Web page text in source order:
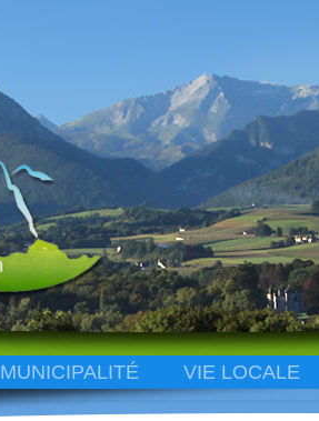
MUNICIPALITÉ VIE LOCALE